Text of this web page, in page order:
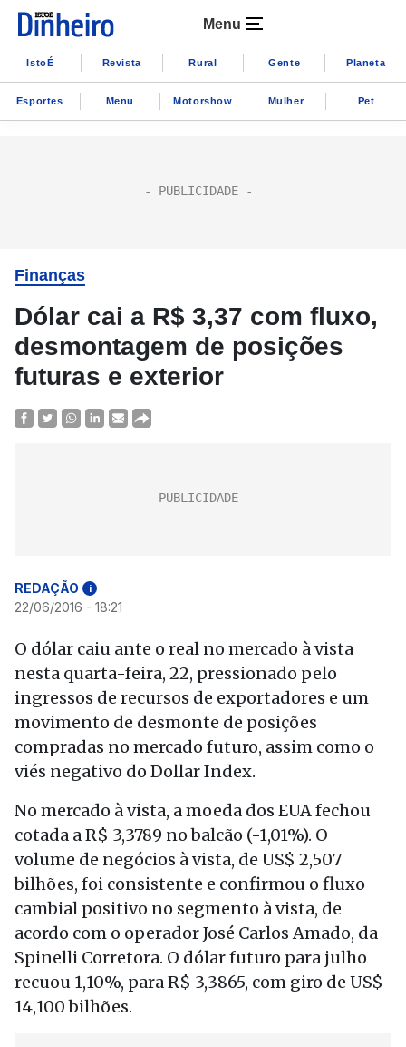
Menu
IstoÉ Revista Rural Gente Planeta
Esportes Menu Motorshow Mulher Pet
Finanças
Dólar cai a R$ 3,37 com fluxo,
desmontagem de posições
futuras e exterior
REDAÇÃO i
22/06/2016 - 18:21
O dólar caiu ante o real no mercado à vista
nesta quarta-feira, 22, pressionado pelo
ingressos de recursos de exportadores e um
movimento de desmonte de posições
compradas no mercado futuro, assim como o
viés negativo do Dollar Index.
No mercado à vista, a moeda dos EUA fechou
cotada a R$ 3,3789 no balcão (-1,01%). O
volume de negócios à vista, de US$ 2,507
bilhões, foi consistente e confirmou o fluxo
cambial positivo no segmento à vista, de
acordo com o operador José Carlos Amado, da
Spinelli Corretora. O dólar futuro para julho
recuou 1,10%, para R$ 3,3865, com giro de US$
14,100 bilhões.